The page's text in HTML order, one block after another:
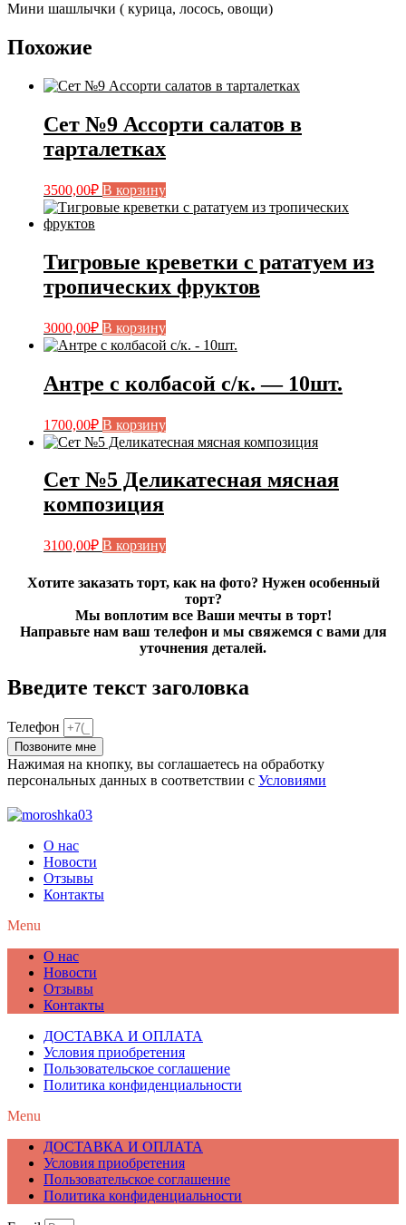
Мини шашлычки ( курица, лосось, овощи)
Похожие
Сет №9 Ассорти салатов в
тарталетках
3500,00₽ В корзину
Тигровые креветки с рататуем из
тропических фруктов
3000,00₽ В корзину
Антре с колбасой с/к. — 10шт.
1700,00₽ В корзину
Сет №5 Деликатесная мясная
композиция
3100,00₽ В корзину
Хотите заказать торт, как на фото? Нужен особенный
торт?
Мы воплотим все Ваши мечты в торт!
Направьте нам ваш телефон и мы свяжемся с вами для
уточнения деталей.
Введите текст заголовка
Телефон
Позвоните мне
Нажимая на кнопку, вы соглашаетесь на обработку
персональных данных в соответствии с Условиями
О нас
Новости
Отзывы
Контакты
Menu
О нас
Новости
Отзывы
Контакты
ДОСТАВКА И ОПЛАТА
Условия приобретения
Пользовательское соглашение
Политика конфиденциальности
Menu
ДОСТАВКА И ОПЛАТА
Условия приобретения
Пользовательское соглашение
Политика конфиденциальности